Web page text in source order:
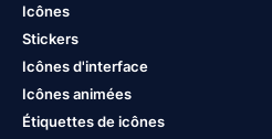
Icônes
Stickers
Icônes d'interface
Icônes animées
Étiquettes de icônes